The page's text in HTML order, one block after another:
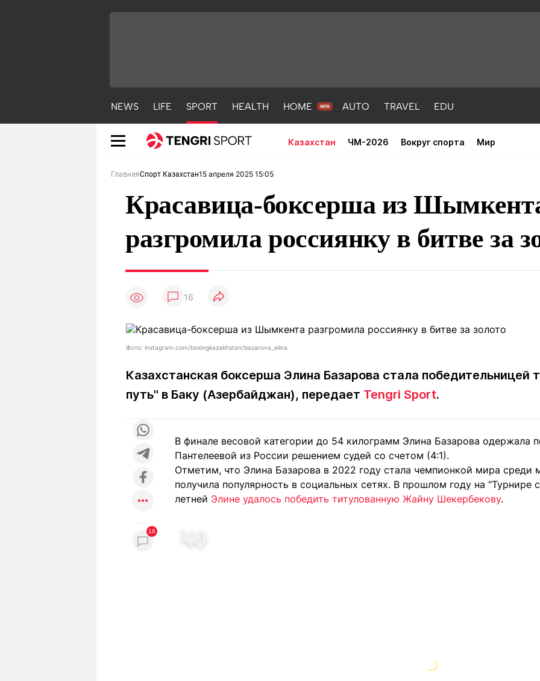
NEWS LIFE SPORT HEALTH HOME AUTO TRAVEL EDU
Казахстан ЧМ-2026 Вокруг спорта Мир
Погода
Рейтинги
Полезно
Гороскопы
Рецепты
чемпионов
HOME
+7 (777) 001 44 99
Реклама
+7 (700) 3 888 188
ГлавнаяСпорт Казахстан15 апреля 2025 15:05
Красавица-боксерша из
разгромила россиянку в битве за
16
Фото: instagram.com/boxingkazakhstan/bazarova_elina
Казахстанская боксерша Элина Базарова стала победительницей
путь" в Баку (Азербайджан), передает Tengri Sport.
16
В финале весовой категории до 54 килограмм Элина Базарова одержала
Пантелеевой из России решением судей со счетом (4:1).
Отметим, что Элина Базарова в 2022 году стала чемпионкой мира среди
получила популярность в социальных сетях. В прошлом году на "Турнире
летней Элине удалось победить титулованную Жайну Шекербекову.